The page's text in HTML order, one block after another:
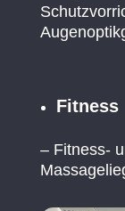
Fitness
– Fitness-